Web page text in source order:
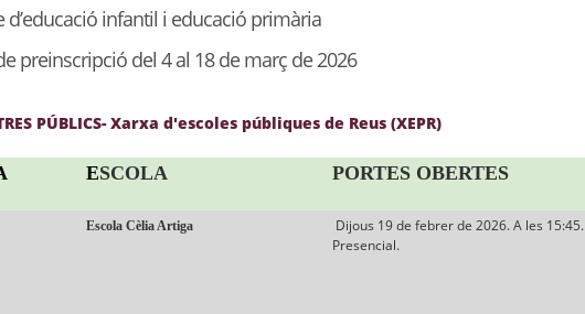
d’educació infantil i educació primària
preinscripció del 4 al 18 de març de 2026
PÚBLICS- Xarxa d'escoles públiques de Reus (XEPR)
ESCOLA PORTES OBERTES
Escola Cèlia Artiga
Dijous 19 de febrer de 2026. A les 15:45.
Presencial.